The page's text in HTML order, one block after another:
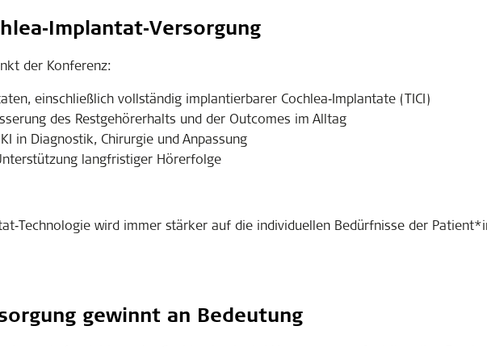
‑Implantat‑Versorgung
der Konferenz:
einschließlich vollständig implantierbarer Cochlea‑Implantate (TICI)
des Restgehörerhalts und der Outcomes im Alltag
in Diagnostik, Chirurgie und Anpassung
langfristiger Hörerfolge
wird immer stärker auf die individuellen Bedürfnisse der
gewinnt an Bedeutung